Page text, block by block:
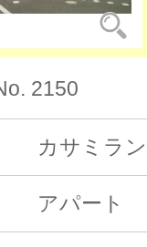
2150
カサミラ
アパート